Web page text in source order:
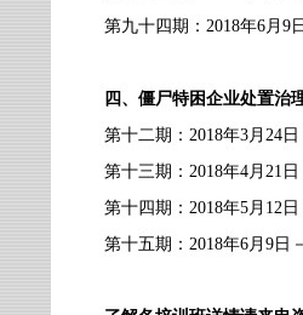
第九十四期：2018年6月9
四、僵尸特困企业处置治
第十二期：2018年3月24
第十三期：2018年4月21
第十四期：2018年5月 12 日
第十五期：2018年6月9 日－